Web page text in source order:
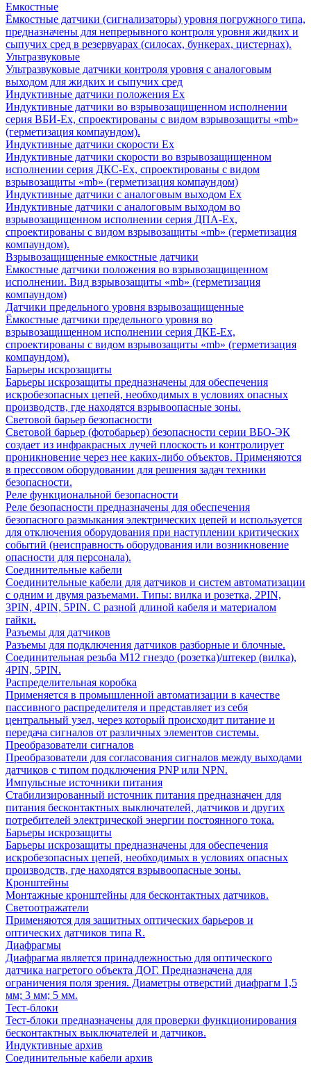
Емкостные
Ёмкостные датчики (сигнализаторы) уровня погружного типа,
предназначены для непрерывного контроля уровня жидких и
сыпучих сред в резервуарах (силосах, бункерах, цистернах).
Ультразвуковые
Ультразвуковые датчики контроля уровня с аналоговым
выходом для жидких и сыпучих сред
Индуктивные датчики положения Ех
Индуктивные датчики во взрывозащищенном исполнении
серия ВБИ-Ех, спроектированы с видом взрывозащиты «mb»
(герметизация компаундом).
Индуктивные датчики скорости Ех
Индуктивные датчики скорости во взрывозащищенном
исполнении серия ДКС-Ех, спроектированы с видом
взрывозащиты «mb» (герметизация компаундом)
Индуктивные датчики с аналоговым выходом Ех
Индуктивные датчики с аналоговым выходом во
взрывозащищенном исполнении серия ДПА-Ех,
спроектированы с видом взрывозащиты «mb» (герметизация
компаундом).
Взрывозащищенные емкостные датчики
Емкостные датчики положения во взрывозащищенном
исполнении. Вид взрывозащиты «mb» (герметизация
компаундом)
Датчики предельного уровня взрывозащищенные
Ёмкостные датчики предельного уровня во
взрывозащищенном исполнении серия ДКЕ-Ех,
спроектированы с видом взрывозащиты «mb» (герметизация
компаундом).
Барьеры искрозащиты
Барьеры искрозащиты предназначены для обеспечения
искробезопасных цепей, необходимых в условиях опасных
производств, где находятся взрывоопасные зоны.
Световой барьер безопасности
Световой барьер (фотобарьер) безопасности серии ВБО-ЭК
создает из инфракрасных лучей плоскость и контролирует
проникновение через нее каких-либо объектов. Применяются
в прессовом оборудовании для решения задач техники
безопасности.
Реле функциональной безопасности
Реле безопасности предназначены для обеспечения
безопасного размыкания электрических цепей и используется
для отключения оборудования при наступлении критических
событий (неисправность оборудования или возникновение
опасности для персонала).
Соединительные кабели
Соединительные кабели для датчиков и систем автоматизации
с одним и двумя разъемами. Типы: вилка и розетка, 2PIN,
3PIN, 4PIN, 5PIN. С разной длиной кабеля и материалом
гайки.
Разъемы для датчиков
Разъемы для подключения датчиков разборные и блочные.
Соединительная резьба М12 гнездо (розетка)/штекер (вилка),
4PIN, 5PIN.
Распределительная коробка
Применяется в промышленной автоматизации в качестве
пассивного распределителя и представляет из себя
центральный узел, через который происходит питание и
передача сигналов от различных элементов системы.
Преобразователи сигналов
Преобразователи для согласования сигналов между выходами
датчиков с типом подключения PNP или NPN.
Импульсные источники питания
Стабилизированный источник питания предназначен для
питания бесконтактных выключателей, датчиков и других
потребителей электрической энергии постоянного тока.
Барьеры искрозащиты
Барьеры искрозащиты предназначены для обеспечения
искробезопасных цепей, необходимых в условиях опасных
производств, где находятся взрывоопасные зоны.
Кронштейны
Монтажные кронштейны для бесконтактных датчиков.
Светоотражатели
Применяются для защитных оптических барьеров и
оптических датчиков типа R.
Диафрагмы
Диафрагма является принадлежностью для оптического
датчика нагретого объекта ДОГ. Предназначена для
ограничения поля зрения. Диаметры отверстий диафрагм 1,5
мм; 3 мм; 5 мм.
Тест-блоки
Тест-блоки предназначены для проверки функционирования
бесконтактных выключателей и датчиков.
Индуктивные архив
Соединительные кабели архив